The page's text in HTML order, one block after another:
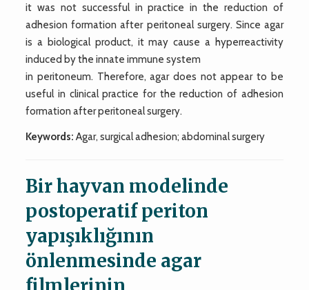
it was not successful in practice in the reduction of
adhesion formation after peritoneal surgery. Since agar
is a biological product, it may cause a hyperreactivity
induced by the innate immune system
in peritoneum. Therefore, agar does not appear to be
useful in clinical practice for the reduction of adhesion
formation after peritoneal surgery.
Keywords: Agar, surgical adhesion; abdominal surgery
Bir hayvan modelinde
postoperatif periton
yapışıklığının
önlenmesinde agar
filmlerinin